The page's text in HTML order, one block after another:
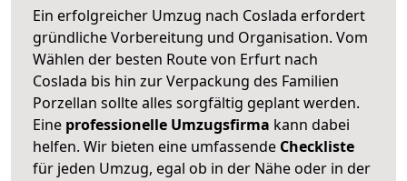
Ein erfolgreicher Umzug nach Coslada erfordert
gründliche Vorbereitung und Organisation. Vom
Wählen der besten Route von Erfurt nach
Coslada bis hin zur Verpackung des Familien
Porzellan sollte alles sorgfältig geplant werden.
Eine professionelle Umzugsfirma kann dabei
helfen. Wir bieten eine umfassende Checkliste
für jeden Umzug, egal ob in der Nähe oder in der